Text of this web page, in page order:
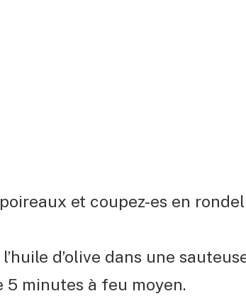
et coupez-es en
d’olive dans une
5 minutes à feu moyen.